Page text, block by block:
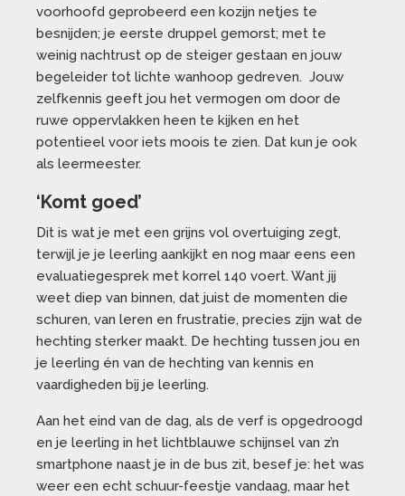
voorhoofd geprobeerd een kozijn netjes te
besnijden; je eerste druppel gemorst; met te
weinig nachtrust op de steiger gestaan en jouw
begeleider tot lichte wanhoop gedreven. Jouw
zelfkennis geeft jou het vermogen om door de
ruwe oppervlakken heen te kijken en het
potentieel voor iets moois te zien. Dat kun je ook
als leermeester.
‘Komt goed’
Dit is wat je met een grijns vol overtuiging zegt,
terwijl je je leerling aankijkt en nog maar eens een
evaluatiegesprek met korrel 140 voert. Want jij
weet diep van binnen, dat juist de momenten die
schuren, van leren en frustratie, precies zijn wat de
hechting sterker maakt. De hechting tussen jou en
je leerling én van de hechting van kennis en
vaardigheden bij je leerling.
Aan het eind van de dag, als de verf is opgedroogd
en je leerling in het lichtblauwe schijnsel van z’n
smartphone naast je in de bus zit, besef je: het was
weer een echt schuur-feestje vandaag, maar het